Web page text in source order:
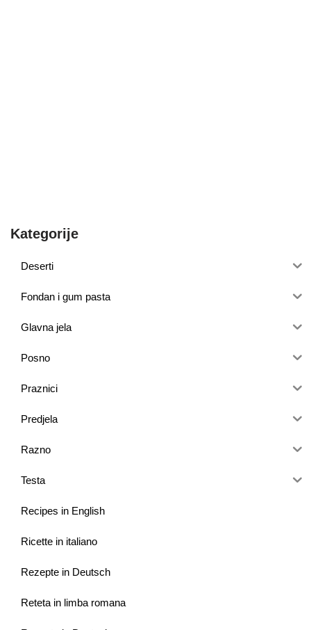
Kategorije
Deserti
Fondan i gum pasta
Glavna jela
Posno
Praznici
Predjela
Razno
Testa
Recipes in English
Ricette in italiano
Rezepte in Deutsch
Reteta in limba romana